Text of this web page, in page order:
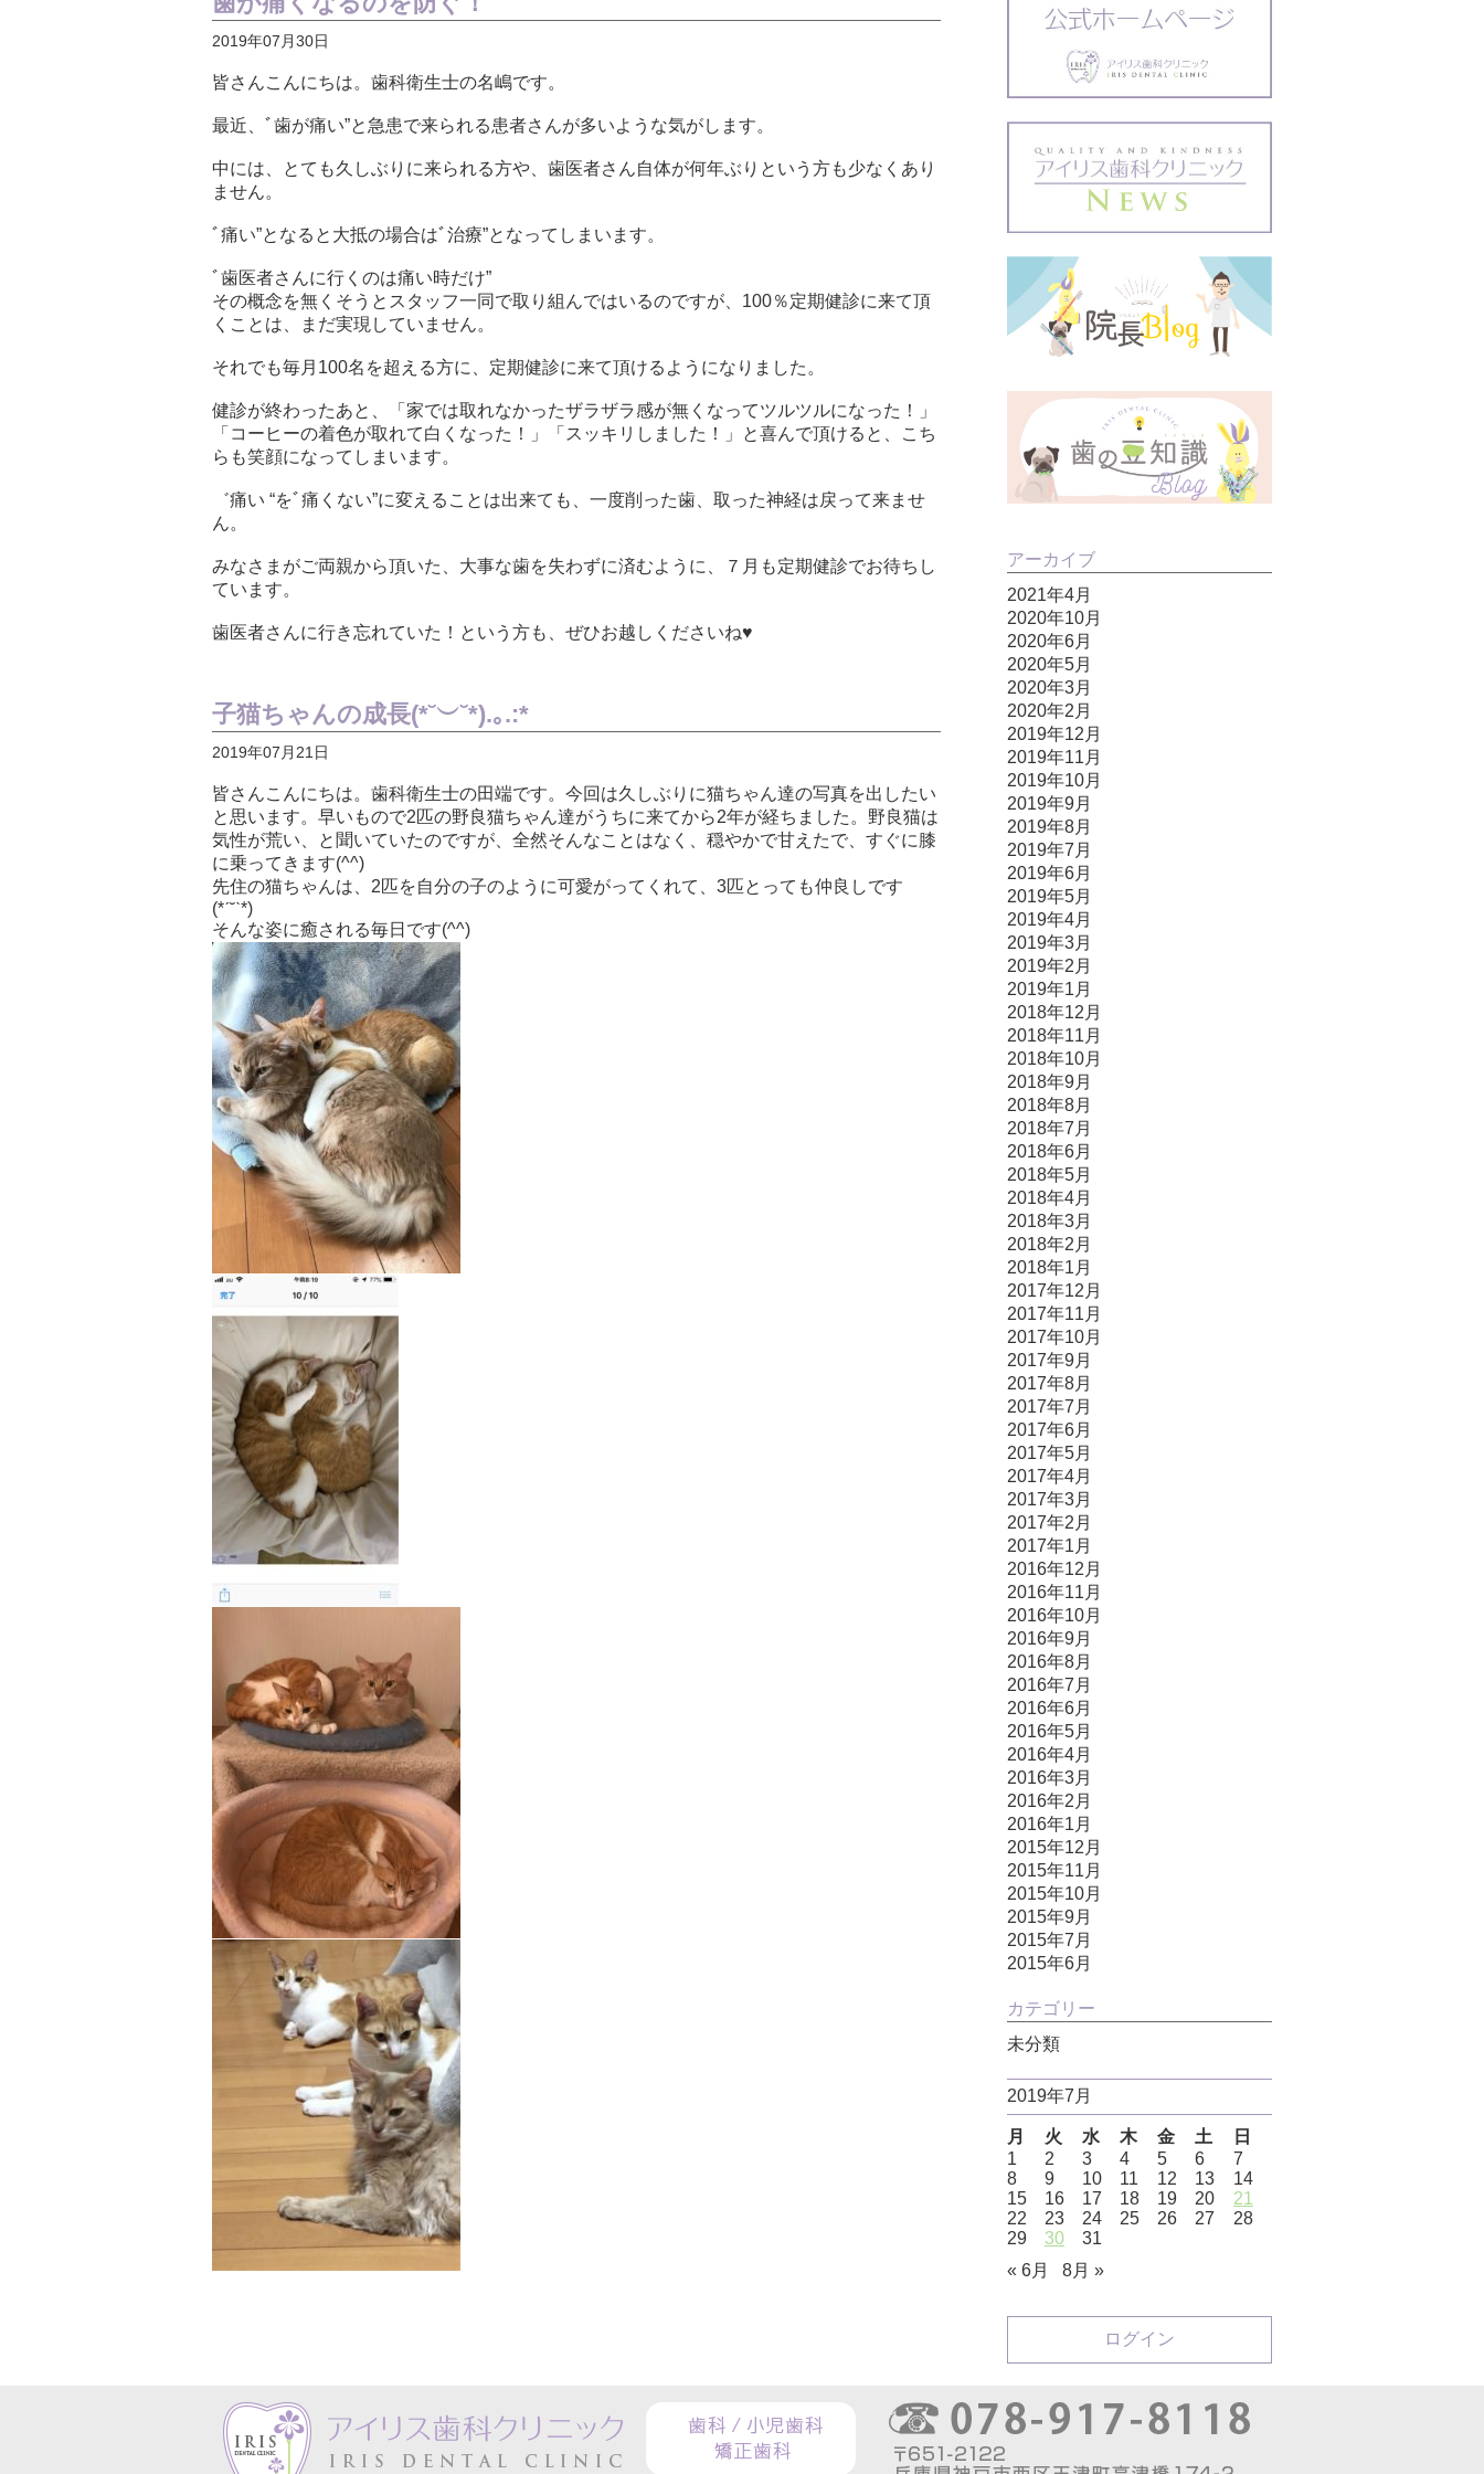
2019年07月30日
皆さんこんにちは。歯科衛生士の名嶋です。
最近、ﾞ歯が痛い”と急患で来られる患者さんが多いような気がします。
中には、とても久しぶりに来られる方や、歯医者さん自体が何年ぶりという方も少なくあり
ません。
ﾞ痛い”となると大抵の場合はﾞ治療”となってしまいます。
ﾞ歯医者さんに行くのは痛い時だけ”
その概念を無くそうとスタッフ一同で取り組んではいるのですが、100％定期健診に来て頂
くことは、まだ実現していません。
それでも毎月100名を超える方に、定期健診に来て頂けるようになりました。
健診が終わったあと、「家では取れなかったザラザラ感が無くなってツルツルになった！」
「コーヒーの着色が取れて白くなった！」「スッキリしました！」と喜んで頂けると、こち
らも笑顔になってしまいます。
゛痛い “をﾞ痛くない”に変えることは出来ても、一度削った歯、取った神経は戻って来ませ
ん。
みなさまがご両親から頂いた、大事な歯を失わずに済むように、７月も定期健診でお待ちし
ています。
歯医者さんに行き忘れていた！という方も、ぜひお越しくださいね♥️
子猫ちゃんの成長(*˘︶˘*).｡.:*
2019年07月21日
皆さんこんにちは。歯科衛生士の田端です。今回は久しぶりに猫ちゃん達の写真を出したい
と思います。早いもので2匹の野良猫ちゃん達がうちに来てから2年が経ちました。野良猫は
気性が荒い、と聞いていたのですが、全然そんなことはなく、穏やかで甘えたで、すぐに膝
に乗ってきます(^^)
先住の猫ちゃんは、2匹を自分の子のように可愛がってくれて、3匹とっても仲良しです
(*ˊ˘ˋ*)
そんな姿に癒される毎日です(^^)
アーカイブ
2021年4月
2020年10月
2020年6月
2020年5月
2020年3月
2020年2月
2019年12月
2019年11月
2019年10月
2019年9月
2019年8月
2019年7月
2019年6月
2019年5月
2019年4月
2019年3月
2019年2月
2019年1月
2018年12月
2018年11月
2018年10月
2018年9月
2018年8月
2018年7月
2018年6月
2018年5月
2018年4月
2018年3月
2018年2月
2018年1月
2017年12月
2017年11月
2017年10月
2017年9月
2017年8月
2017年7月
2017年6月
2017年5月
2017年4月
2017年3月
2017年2月
2017年1月
2016年12月
2016年11月
2016年10月
2016年9月
2016年8月
2016年7月
2016年6月
2016年5月
2016年4月
2016年3月
2016年2月
2016年1月
2015年12月
2015年11月
2015年10月
2015年9月
2015年7月
2015年6月
カテゴリー
未分類
2019年7月
月 火 水 木 金 土
日
1
2 3 4 5 6
7
8
9 10 11 12 13
14
15
16 17 18 19 20
21
22
23 24 25 26 27
28
29
30
31
« 6月
8月 »
ログイン